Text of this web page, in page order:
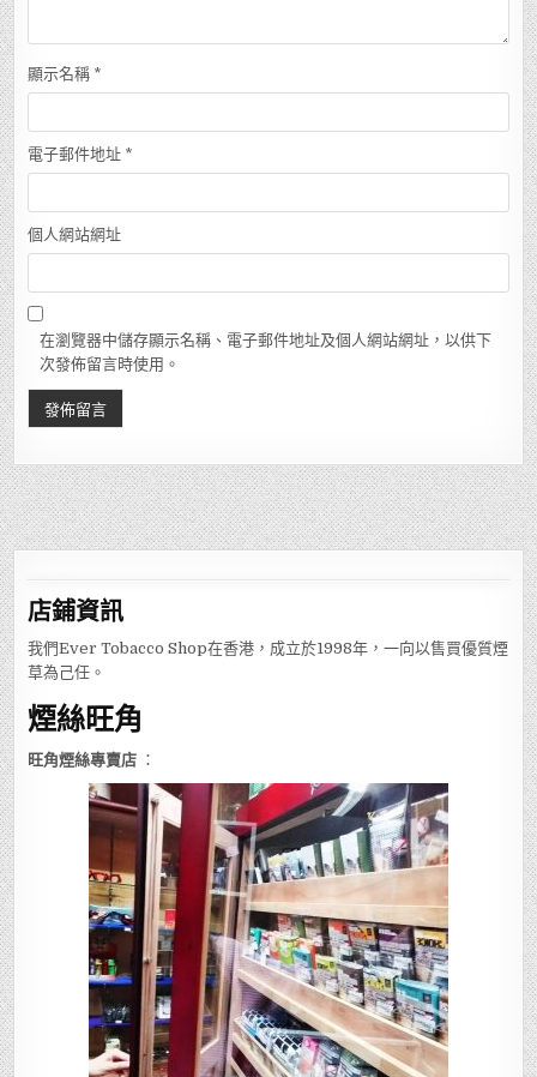
顯示名稱 *
電子郵件地址 *
個人網站網址
在瀏覽器中儲存顯示名稱、電子郵件地址及個人網站網址，以供下
次發佈留言時使用。
店鋪資訊
我們Ever Tobacco Shop在香港，成立於1998年，一向以售買優質煙
草為己任。
煙絲旺角
旺角煙絲專賣店 ：